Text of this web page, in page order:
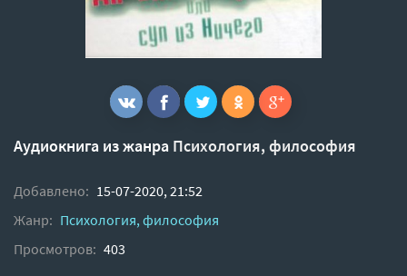
Аудиокнига из жанра Психология, философия
Добавлено: 15-07-2020, 21:52
Жанр: Психология, философия
Просмотров: 403